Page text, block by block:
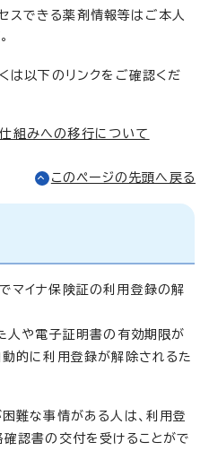
スできる薬剤情報等はご本人
は以下のリンクをご確認くだ
組みへの移行について
このページの先頭へ戻る
マイナ保険証の利用登録の解
人や電子証明書の有効期限が
的に利用登録が解除されるた
難な事情がある人は、利用登
認書の交付を受けることがで